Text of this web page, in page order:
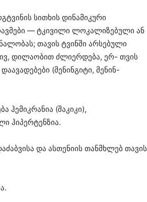
სითხის დინამიკური
— ტკივილი ლოკალიზებული ან
თავის ტვინში არსებული
დილაობით ძლიერდება, ერ- თვის
(მენინგიტი, მენინ-
ჰემიკრანია (შაკიკი),
ჰიპერტენზია.
და ასთენიის თანმხლებ თავის